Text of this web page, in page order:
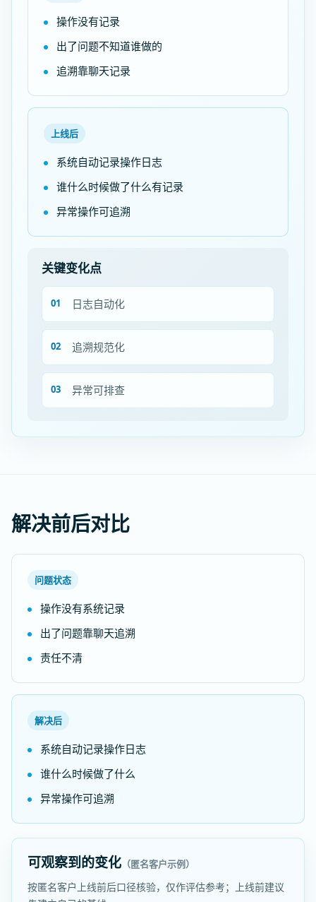
操作没有记录
出了问题不知道谁做的
追溯靠聊天记录
上线后
系统自动记录操作日志
谁什么时候做了什么有记录
异常操作可追溯
关键变化点
日志自动化
追溯规范化
异常可排查
解决前后对比
问题状态
操作没有系统记录
出了问题靠聊天追溯
责任不清
解决后
系统自动记录操作日志
谁什么时候做了什么
异常操作可追溯
可观察到的变化 （匿名客户示例）
按匿名客户上线前后口径核验，仅作评估参考；上线前建议